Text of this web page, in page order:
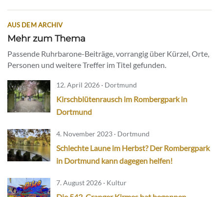
AUS DEM ARCHIV
Mehr zum Thema
Passende Ruhrbarone-Beiträge, vorrangig über Kürzel, Orte,
Personen und weitere Treffer im Titel gefunden.
12. April 2026 · Dortmund
Kirschblütenrausch im Rombergpark in
Dortmund
4. November 2023 · Dortmund
Schlechte Laune im Herbst? Der Rombergpark
in Dortmund kann dagegen helfen!
7. August 2026 · Kultur